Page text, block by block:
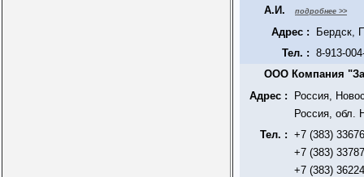
А.И.
подробнее >>
Адрес :
Бердск,
Тел. : 8-913-
ООО Компания
Адрес :
Россия,
Россия, обл.
Тел. : +7 (383)
+7 (383)
+7 (383)